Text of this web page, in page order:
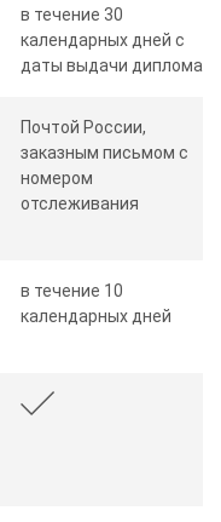
в течение 30
календарных дней с
даты выдачи диплома
Почтой России,
заказным письмом с
номером
отслеживания
в течение 10
календарных дней